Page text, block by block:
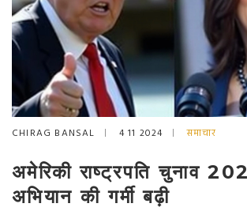
CHIRAG BANSAL 4 11 2024 समाचार
अमेरिकी राष्ट्रपति चुनाव
अभियान की गर्मी बढ़ी